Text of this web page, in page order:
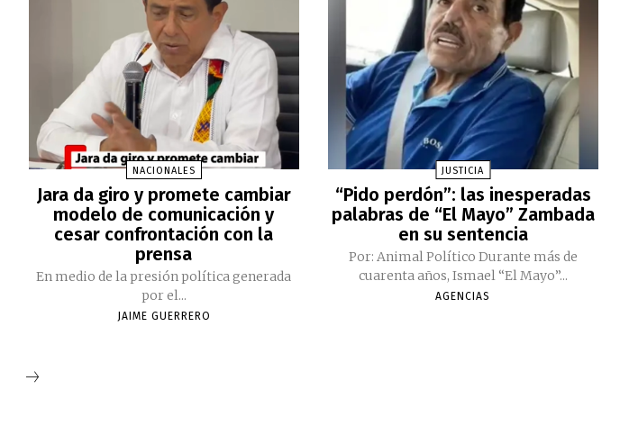
NACIONALES
Jara da giro y promete cambiar
modelo de comunicación y
cesar confrontación con la
prensa
En medio de la presión política generada
por el...
JAIME GUERRERO
JUSTICIA
“Pido perdón”: las inesperadas
palabras de “El Mayo” Zambada
en su sentencia
Por: Animal Político Durante más de
cuarenta años, Ismael “El Mayo”...
AGENCIAS